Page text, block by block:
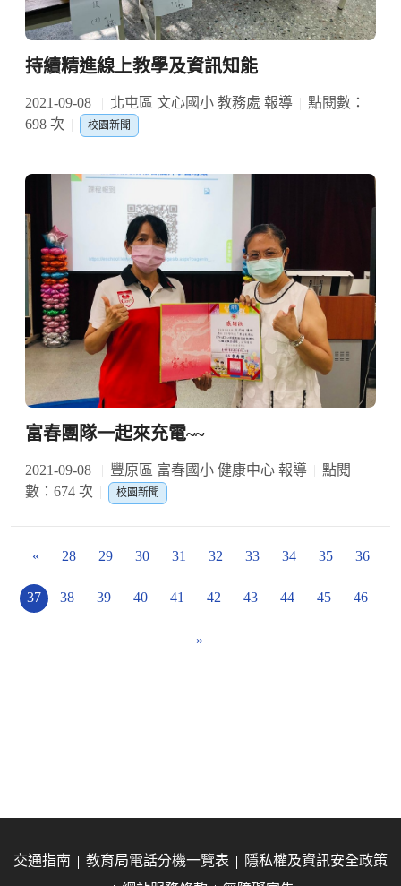
持續精進線上教學及資訊知能
2021-09-08 北屯區 文心國小 教務處 報導
點閱數：
698 次
校園新聞
富春團隊一起來充電~~
2021-09-08 豐原區 富春國小 健康中心 報導
點閱
數：674 次
校園新聞
« 28 29 30 31 32 33 34 35 36
37 38 39 40 41 42 43 44 45 46
»
交通指南 教育局電話分機一覽表
隱私權及資訊安全政策